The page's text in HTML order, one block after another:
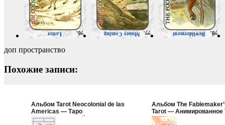
доп пространство
Похожие записи:
Альбом Tarot Neocolonial de las
Americas — Таро
Неоколониальной Америки
Альбом The
Tarot — Анимированное
Баснописца